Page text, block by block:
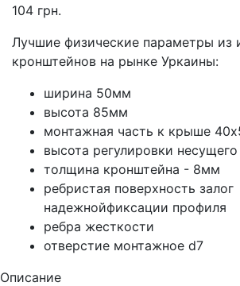
104 грн.
Лучшие физические параметры
кронштейнов на рынке Уркаины:
ширина 50мм
высота 85мм
монтажная часть к крыше
высота регулировки
толщина кронштейна - 8мм
ребристая поверхность залог
надежнойфиксации профиля
ребра жесткости
отверстие монтажное d7
Описание